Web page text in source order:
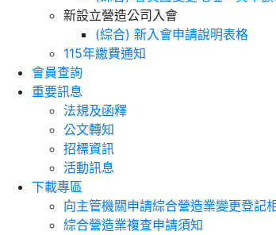
新設立營造公司入會
(綜合) 新入會申請說明表格
115年繳費通知
會員查詢
重要訊息
法規及函釋
公文轉知
招標資訊
活動訊息
下載專區
向主管機關申請綜合營造業變更登記
綜合營造業複查申請須知